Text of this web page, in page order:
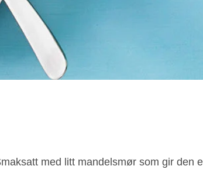
med litt mandelsmør som gir den